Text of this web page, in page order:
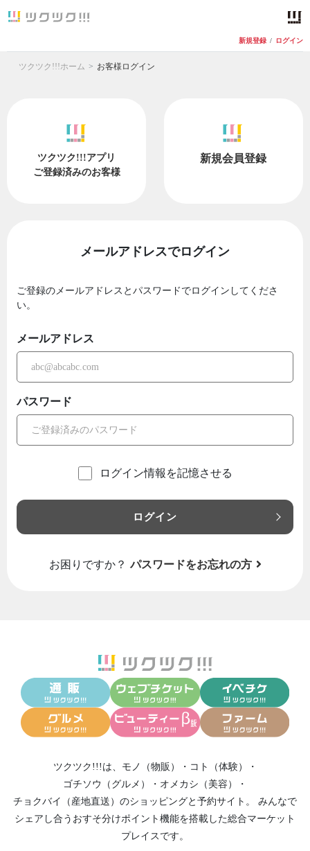
新規登録 / ログイン
ツクツク!!!ホーム お客様ログイン
ツクツク!!!アプリ
ご登録済みのお客様
新規会員登録
メールアドレスでログイン
ご登録のメールアドレスとパスワードでログインしてくださ
い。
メールアドレス
パスワード
ログイン情報を記憶させる
ログイン
お困りですか？ パスワードをお忘れの方
ツクツク!!!は、 モノ（物販） ・ コト（体験）
・
ゴチソウ（グルメ）
・ オメカシ（美容）
・
チョクバイ（産地直送） のショッピングと予約サイト。
みんなで
シェアし合う おすそ分けポイント機能を搭載した総合マーケット
プレイスです。